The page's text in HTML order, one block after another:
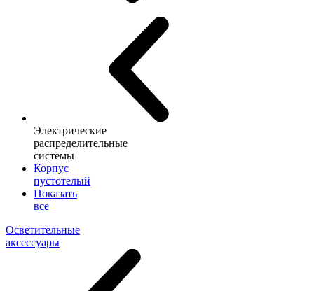
Электрические
распределительные
системы
Корпус
пустотелый
Показать
все
Осветительные
аксессуары